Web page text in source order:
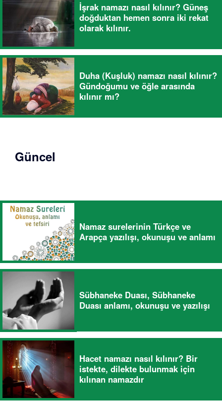
İşrak namazı nasıl kılınır? Güneş
doğduktan hemen sonra iki rekat
olarak kılınır.
Duha (Kuşluk) namazı nasıl kılınır?
Gündoğumu ve öğle arasında
kılınır mı?
Güncel
Namaz surelerinin Türkçe ve
Arapça yazılışı, okunuşu ve anlamı
Sübhaneke Duası, Sübhaneke
Duası anlamı, okunuşu ve yazılışı
Hacet namazı nasıl kılınır? Bir
istekte, dilekte bulunmak için
kılınan namazdır